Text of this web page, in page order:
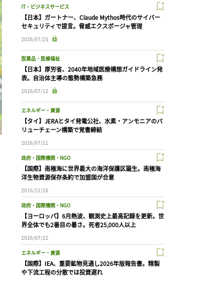
IT・ビジネスサービス
【日本】ガートナー、Claude Mythos時代のサイバー
セキュリティで提言。脅威エクスポージャ管理
2026/07/25
医薬品・医療福祉
【日本】厚労省、2040年地域医療構想ガイドライン発
表。自治体主導の態勢構築急務
2026/07/12
エネルギー・資源
【タイ】JERAとタイ発電公社、水素・アンモニアのバ
リューチェーン構築で覚書締結
2026/07/21
政府・国際機関・NGO
【国際】南極海に世界最大の海洋保護区誕生。南極海
洋生物資源保存条約で加盟国が合意
2016/11/16
政府・国際機関・NGO
【ヨーロッパ】6月熱波、観測史上最高記録を更新。世
界全体でも2番目の暑さ。死者25,000人以上
2026/07/22
エネルギー・資源
【国際】IEA、重要鉱物見通し2026年版報告書。精製
や下流工程の分散では投資遅れ